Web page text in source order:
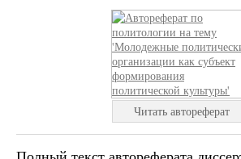
Читать автореферат